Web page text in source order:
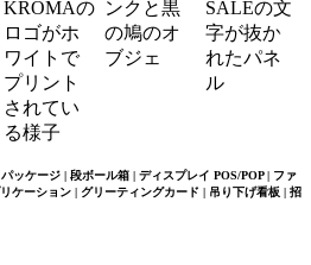
ッケージ | 段ボール箱 | ディスプレイ POS/POP | ファ
ケーション | グリーティングカード | 吊り下げ看板 | 招